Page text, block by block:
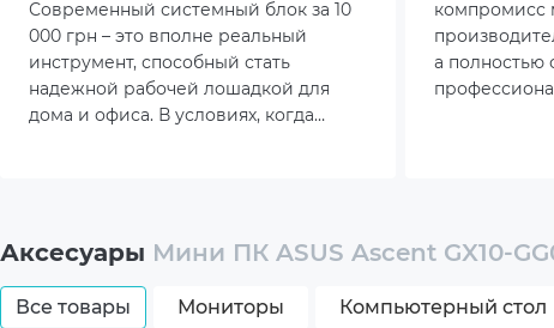
Современный системный блок за 10
000 грн – это вполне реальный
инструмент, способный стать
надежной рабочей лошадкой для
дома и офиса. В условиях, когда
компромисс
а полностью
задачи без
Аксесуары Мини ПК ASUS Ascent GX10-
Все товары Мониторы Компьютерный стол